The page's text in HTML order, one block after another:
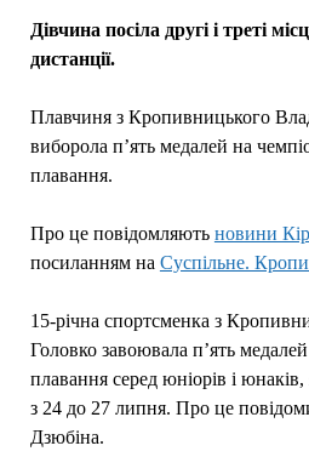
Дівчина посіла другі і треті
дистанції.
Плавчиня з Кропивницького
виборола п’ять медалей на
плавання.
Про це повідомляють новини
посиланням на Суспільне.
15-річна спортсменка з
Головко завоювала п’ять
плавання серед юніорів і
з 24 до 27 липня. Про це
Дзюбіна.